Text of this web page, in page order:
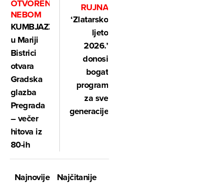
OTVORENIM
NEBOM
KUMBJAZZ
u Mariji
Bistrici
otvara
Gradska
glazba
Pregrada
– večer
hitova iz
80-ih
RUJNA
‘Zlatarsko
ljeto
2026.’
donosi
bogat
program
za sve
generacije
Najnovije
Najčitanije